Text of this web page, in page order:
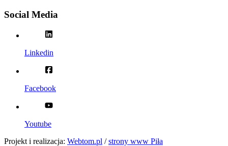
Social Media
Linkedin
Facebook
Youtube
Projekt i realizacja: Webtom.pl / strony www Piła